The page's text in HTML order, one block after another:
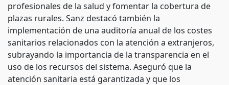
profesionales de la salud y fomentar la cobertura de
plazas rurales. Sanz destacó también la
implementación de una auditoría anual de los costes
sanitarios relacionados con la atención a extranjeros,
subrayando la importancia de la transparencia en el
uso de los recursos del sistema. Aseguró que la
atención sanitaria está garantizada y que los